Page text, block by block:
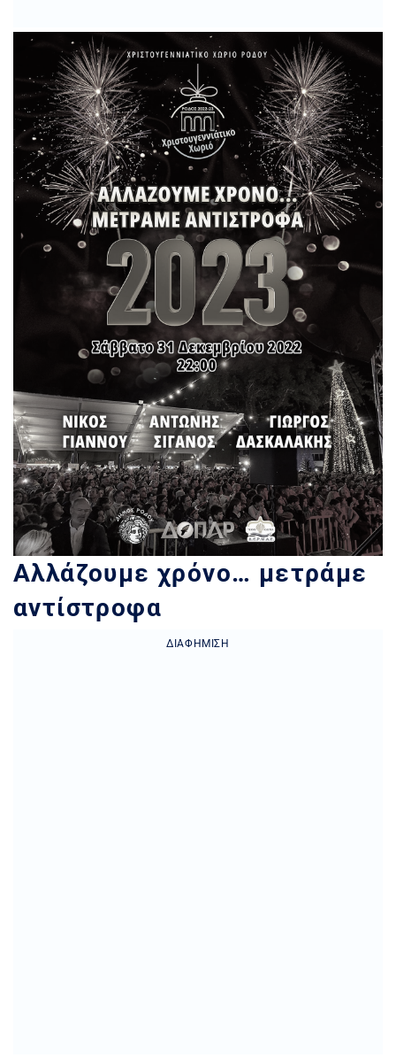
Αλλάζουμε χρόνο… μετράμε
αντίστροφα
ΔΙΑΦΉΜΙΣΗ